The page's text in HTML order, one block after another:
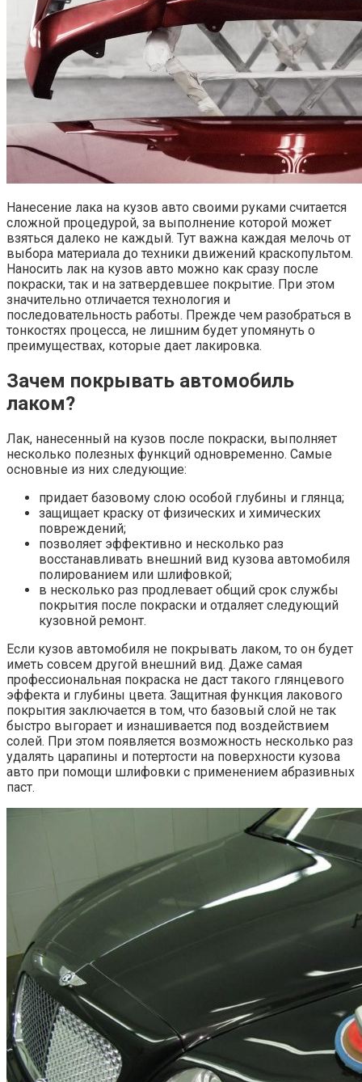
Нанесение лака на кузов авто своими руками считается
сложной процедурой, за выполнение которой может
взяться далеко не каждый. Тут важна каждая мелочь от
выбора материала до техники движений краскопультом.
Наносить лак на кузов авто можно как сразу после
покраски, так и на затвердевшее покрытие. При этом
значительно отличается технология и
последовательность работы. Прежде чем разобраться в
тонкостях процесса, не лишним будет упомянуть о
преимуществах, которые дает лакировка.
Зачем покрывать автомобиль
лаком?
Лак, нанесенный на кузов после покраски, выполняет
несколько полезных функций одновременно. Самые
основные из них следующие:
придает базовому слою особой глубины и глянца;
защищает краску от физических и химических
повреждений;
позволяет эффективно и несколько раз
восстанавливать внешний вид кузова автомобиля
полированием или шлифовкой;
в несколько раз продлевает общий срок службы
покрытия после покраски и отдаляет следующий
кузовной ремонт.
Если кузов автомобиля не покрывать лаком, то он будет
иметь совсем другой внешний вид. Даже самая
профессиональная покраска не даст такого глянцевого
эффекта и глубины цвета. Защитная функция лакового
покрытия заключается в том, что базовый слой не так
быстро выгорает и изнашивается под воздействием
солей. При этом появляется возможность несколько раз
удалять царапины и потертости на поверхности кузова
авто при помощи шлифовки с применением абразивных
паст.